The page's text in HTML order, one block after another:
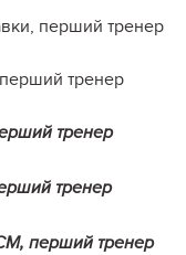
перший тренер
тренер
тренер
тренер
перший тренер